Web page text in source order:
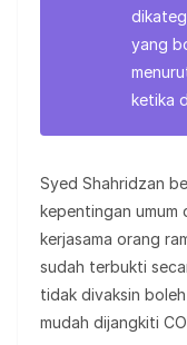
yang
ketika
Syed Shahridzan
kepentingan umum
kerjasama orang
sudah terbukti
tidak divaksin
mudah dijangkiti